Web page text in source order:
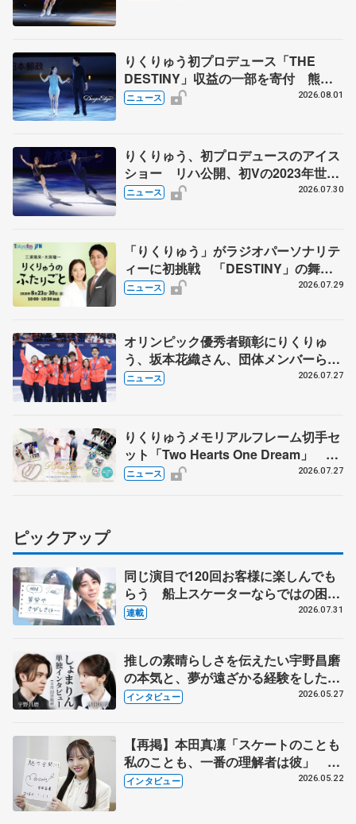
りくりゅう初プロデュース「THE
DESTINY」収益の一部を寄付 熊本
地震、被災者支援
ニュース 2026.08.01
りくりゅう、初プロデュースのアイス
ショー リハ公開、初Vの2023年世界
選手権のSP披露 ハゼボロ、チョク
ニュース 2026.07.30
「りくりゅう」がラジオパーソナリテ
ィーに初挑戦 「DESTINY」の舞台
裏エピソードも
ニュース 2026.07.29
オリンピック優秀者顕彰にりくりゅ
う、坂本花織さん、団体メンバーら
8月7日に文科省が表彰式、ブルーノ・
ニュース 2026.07.27
りくりゅうメモリアルフレーム切手セ
ット「Two Hearts One Dream」 受
注生産、7月29日受け付け開始
ニュース 2026.07.27
ピックアップ
同じ演目で120回お客様に楽しんでも
らう 船上スケーターならではの困難
とは 影響あったPIW前キャプテン松
連載 2026.07.31
推しの素晴らしさを伝えたい宇野昌磨
の本気と、夢が遠ざかる経験をした本
田真凜の覚悟
インタビュー 2026.05.27
【再掲】本田真凜「スケートのことも
私のことも、一番の理解者は彼」 引
退時の単独インタビューで語った競技
インタビュー 2026.05.22